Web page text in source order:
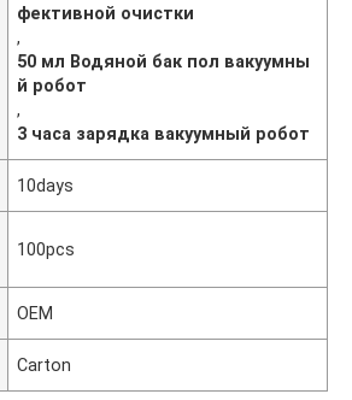
фективной очистки
,
50 мл Водяной бак пол вакуумны
й робот
,
3 часа зарядка вакуумный робот
10days
100pcs
OEM
Carton